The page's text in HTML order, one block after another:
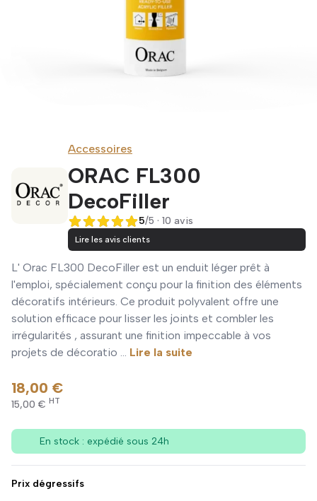
Accessoires
ORAC FL300
DecoFiller
5 sur 5
5/5 · 10 avis
Lire les avis clients
L' Orac FL300 DecoFiller est un enduit léger prêt à
l'emploi, spécialement conçu pour la finition des éléments
décoratifs intérieurs. Ce produit polyvalent offre une
solution efficace pour lisser les joints et combler les
irrégularités , assurant une finition impeccable à vos
projets de décoratio ... Lire la suite
18,00 €
15,00 € HT
En stock : expédié sous 24h
Prix dégressifs